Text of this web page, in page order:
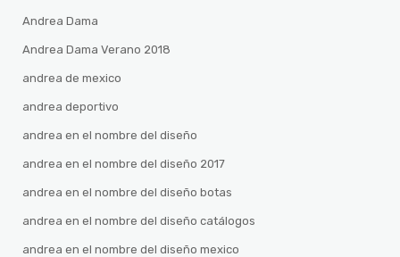
Andrea Dama
Andrea Dama Verano 2018
andrea de mexico
andrea deportivo
andrea en el nombre del diseño
andrea en el nombre del diseño 2017
andrea en el nombre del diseño botas
andrea en el nombre del diseño catálogos
andrea en el nombre del diseño mexico